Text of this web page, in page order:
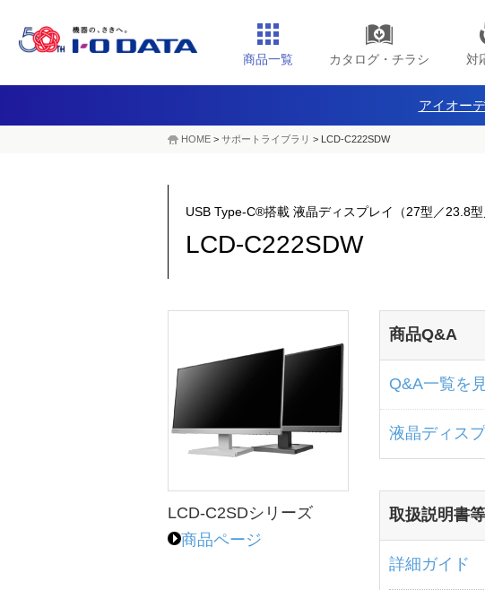
商品一覧 カタログ・チラシ 対
アイオー
HOME > サポートライブラリ > LCD-C222SDW
USB Type-C®搭載 液晶ディスプレイ（27型／23.8型
LCD-C222SDW
LCD-C2SDシリーズ
商品ページ
商品Q&A
Q&A一覧を
液晶ディス
取扱説明書等
詳細ガイド